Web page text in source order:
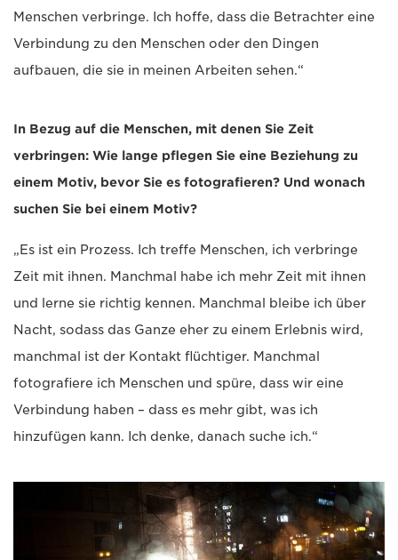
Menschen verbringe. Ich hoffe, dass die Betrachter eine
Verbindung zu den Menschen oder den Dingen
aufbauen, die sie in meinen Arbeiten sehen.“
In Bezug auf die Menschen, mit denen Sie Zeit
verbringen: Wie lange pflegen Sie eine Beziehung zu
einem Motiv, bevor Sie es fotografieren? Und wonach
suchen Sie bei einem Motiv?
„Es ist ein Prozess. Ich treffe Menschen, ich verbringe
Zeit mit ihnen. Manchmal habe ich mehr Zeit mit ihnen
und lerne sie richtig kennen. Manchmal bleibe ich über
Nacht, sodass das Ganze eher zu einem Erlebnis wird,
manchmal ist der Kontakt flüchtiger. Manchmal
fotografiere ich Menschen und spüre, dass wir eine
Verbindung haben – dass es mehr gibt, was ich
hinzufügen kann. Ich denke, danach suche ich.“